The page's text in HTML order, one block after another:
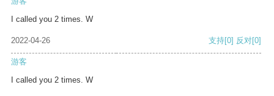
I called you 2 times. W
2022-04-26 支持[0] 反对[0]
游客
I called you 2 times. W